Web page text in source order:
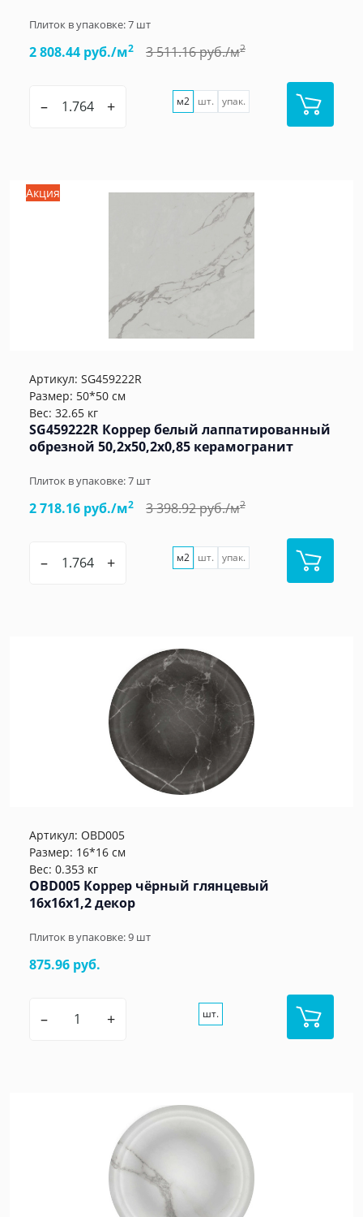
Плиток в упаковке:7 шт
2 808.44 руб./м2 3 511.16 руб./м2
– + м2 шт. упак.
Акция
Артикул: SG459222R
Размер: 50*50 см
Вес: 32.65 кг
SG459222R Коррер белый лаппатированный
обрезной 50,2x50,2x0,85 керамогранит
Плиток в упаковке:7 шт
2 718.16 руб./м2 3 398.92 руб./м2
– + м2 шт. упак.
Артикул: OBD005
Размер: 16*16 см
Вес: 0.353 кг
OBD005 Коррер чёрный глянцевый
16x16x1,2 декор
Плиток в упаковке:9 шт
875.96 руб.
– + шт.